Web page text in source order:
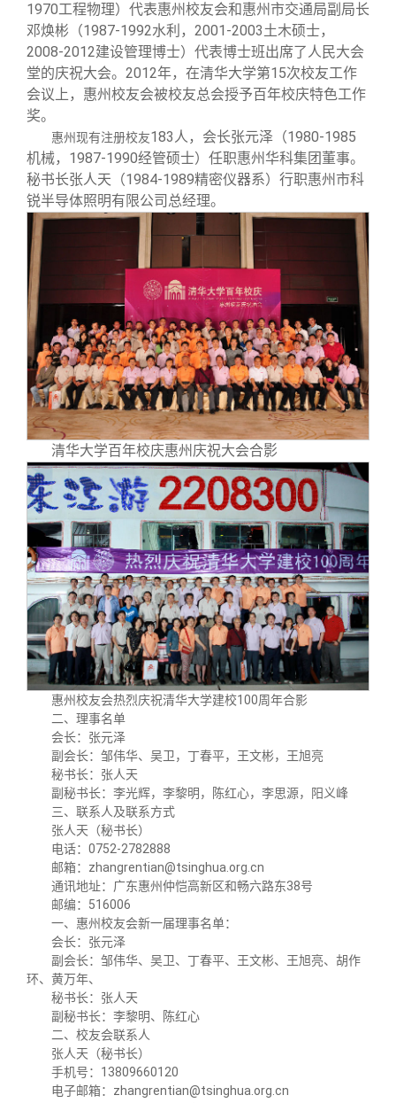
校友讲坛
校友视界
实用信息
总会章程
理事会名单
制度法规
联系我们
1970工程物理）代表惠州校友会和惠州市交通局副局长
邓焕彬（1987-1992水利，2001-2003土木硕士，
2008-2012建设管理博士）代表博士班出席了人民大会
堂的庆祝大会。2012年，在清华大学第15次校友工作
会议上，惠州校友会被校友总会授予百年校庆特色工作
奖。
惠州现有注册校友183人，会长张元泽（1980-1985
机械，1987-1990经管硕士）任职惠州华科集团董事。
秘书长张人天（1984-1989精密仪器系）行职惠州市科
锐半导体照明有限公司总经理。
清华大学百年校庆惠州庆祝大会合影
惠州校友会热烈庆祝清华大学建校100周年合影
二、理事名单
会长：张元泽
副会长：邹伟华、吴卫，丁春平，王文彬，王旭亮
秘书长：张人天
副秘书长：李光辉，李黎明，陈红心，李思源，阳义峰
三、联系人及联系方式
张人天（秘书长）
电话：0752-2782888
邮箱：zhangrentian@tsinghua.org.cn
通讯地址：广东惠州仲恺高新区和畅六路东38号
邮编：516006
一、惠州校友会新一届理事名单：
会长：张元泽
副会长：邹伟华、吴卫、丁春平、王文彬、王旭亮、胡作
环、黄万年、
秘书长：张人天
副秘书长：李黎明、陈红心
二、校友会联系人
张人天（秘书长）
手机号：13809660120
电子邮箱：zhangrentian@tsinghua.org.cn